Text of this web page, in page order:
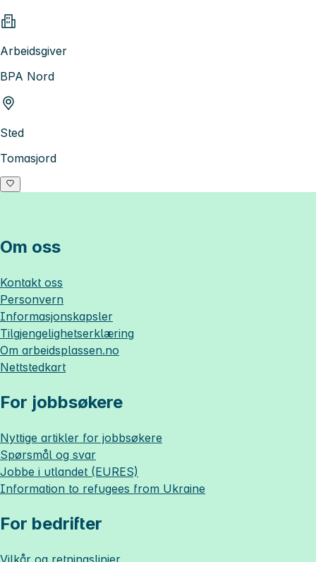
Arbeidsgiver
BPA Nord
Sted
Tomasjord
Om oss
Kontakt oss
Personvern
Informasjonskapsler
Tilgjengelighetserklæring
Om arbeidsplassen.no
Nettstedkart
For jobbsøkere
Nyttige artikler for jobbsøkere
Spørsmål og svar
Jobbe i utlandet (EURES)
Information to refugees from Ukraine
For bedrifter
Vilkår og retningslinjer